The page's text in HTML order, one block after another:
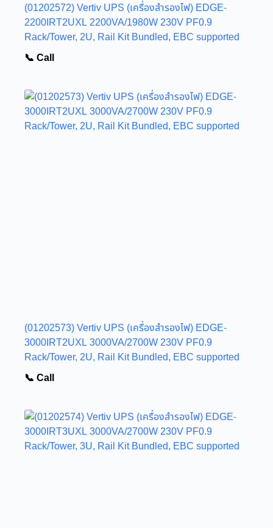
(01202572) Vertiv UPS (เครื่องสำรองไฟ) EDGE-
2200IRT2UXL 2200VA/1980W 230V PF0.9
Rack/Tower, 2U, Rail Kit Bundled, EBC supported
📞 Call
(01202573) Vertiv UPS (เครื่องสำรองไฟ) EDGE-
3000IRT2UXL 3000VA/2700W 230V PF0.9
Rack/Tower, 2U, Rail Kit Bundled, EBC supported
📞 Call